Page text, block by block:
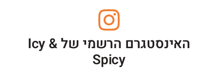
האינסטגרם הרשמי של Icy &
Spicy